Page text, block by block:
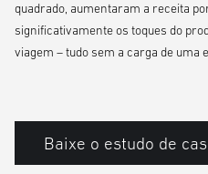
quadrado, aumentaram a receita
significativamente os toques do
viagem – tudo sem a carga de uma
Baixe o estudo de